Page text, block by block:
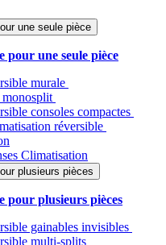
une seule pièce
pour une seule pièce
murale
monosplit
consoles compactes
réversible
Climatisation
plusieurs pièces
pour plusieurs pièces
gainables invisibles
multi-splits